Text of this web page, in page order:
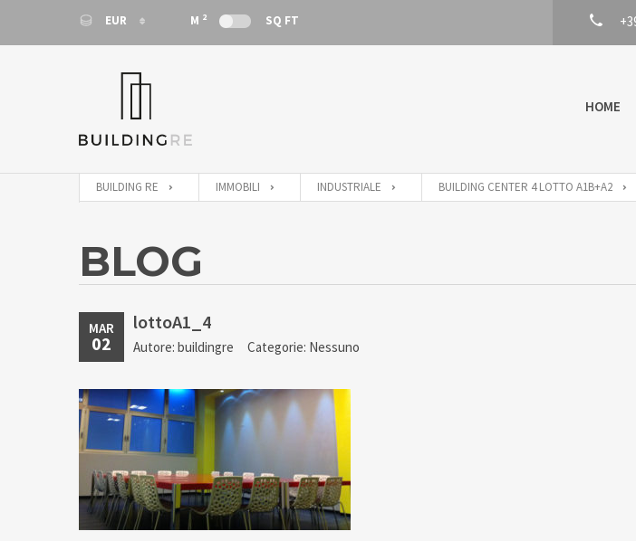
EUR
EUR
EUR
M 2 SQ FT
HOME
BUILDING RE IMMOBILI INDUSTRIALE BUILDING CENTER 4 LOTTO A1B+A2
BLOG
MAR
02
lottoA1_4
Autore: buildingre Categorie: Nessuno